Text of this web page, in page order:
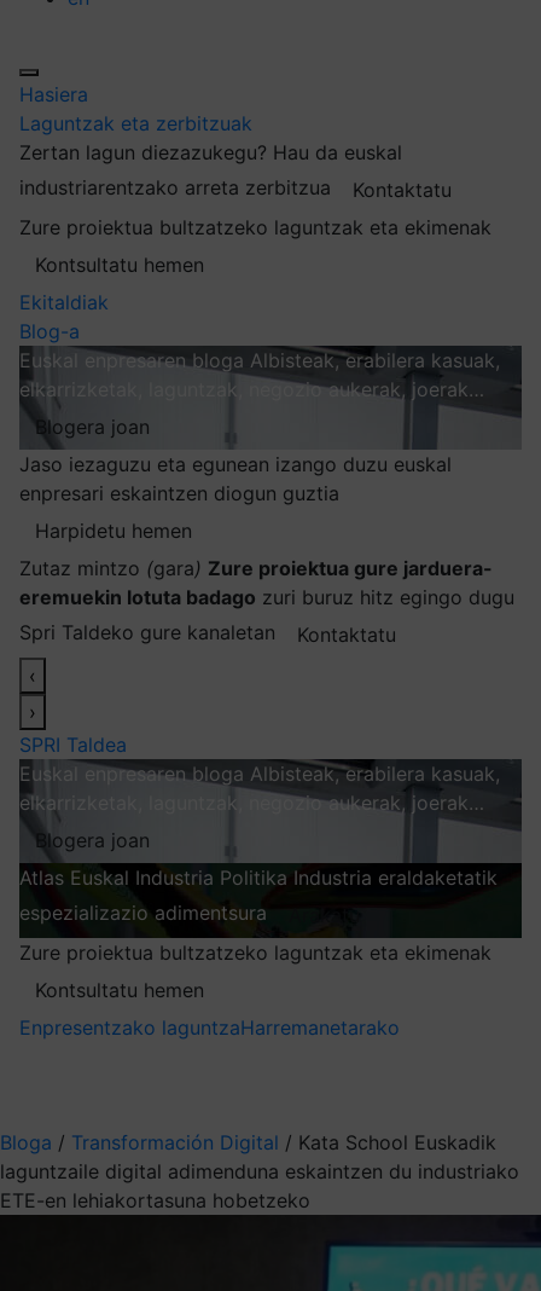
Hasiera
Laguntzak eta zerbitzuak
Zertan lagun diezazukegu? Hau da euskal
industriarentzako arreta zerbitzua
Kontaktatu
Zure proiektua bultzatzeko laguntzak eta ekimenak
Kontsultatu hemen
Ekitaldiak
Blog-a
Euskal enpresaren bloga Albisteak, erabilera kasuak,
elkarrizketak, laguntzak, negozio aukerak, joerak…
Blogera joan
Jaso iezaguzu eta egunean izango duzu euskal
enpresari eskaintzen diogun guztia
Harpidetu hemen
Zutaz mintzo (gara) Zure proiektua gure jarduera-
eremuekin lotuta badago zuri buruz hitz egingo dugu
Spri Taldeko gure kanaletan
Kontaktatu
‹
›
SPRI Taldea
Euskal enpresaren bloga Albisteak, erabilera kasuak,
elkarrizketak, laguntzak, negozio aukerak, joerak…
Blogera joan
Atlas Euskal Industria Politika Industria eraldaketatik
espezializazio adimentsura
Zure proiektua bultzatzeko laguntzak eta ekimenak
Kontsultatu hemen
Enpresentzako laguntzaHarremanetarako
Bloga / Transformación Digital / Kata School Euskadik
laguntzaile digital adimenduna eskaintzen du industriako
ETE-en lehiakortasuna hobetzeko